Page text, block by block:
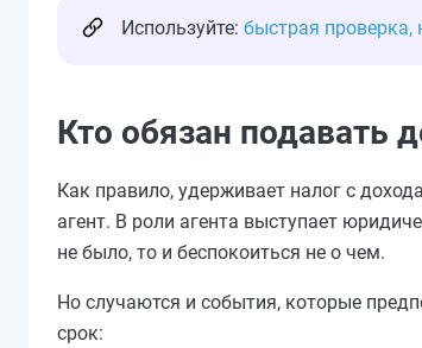
Используйте: быстрая
Кто обязан
Как правило, удерживает налог с
агент. В роли агента выступает
не было, то и беспокоиться не о чем.
Но случаются и события, которые
срок: